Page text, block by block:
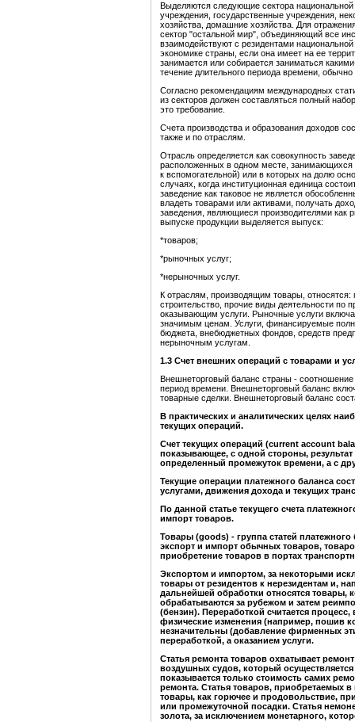
Выделяются следующие сектора
учреждения, государственные учреждения,
хозяйства, домашние хозяйства. Для
сектор "остальной мир", объединяющий все
взаимодействуют с резидентами
экономике страны, если она имеет на ее
занимается или собирается заниматься
течение длительного периода времени,
Согласно рекомендациям международных
из секторов должен составляться полный
это требование.
Счета производства и образования доходов
также и по отраслям.
Отрасль определяется как совокупность
расположенных в одном месте, занимающихся
к вспомогательной) или в которых на долю
случаях, когда институционная единица
заведение как таковое не является
владеть товарами или активами, получать
заведения, являющиеся производителями
выпуске продукции выделяется выпуск:
*товаров;
*рыночных услуг;
*нерыночных услуг.
К отраслям, производящим товары,
строительство, прочие виды деятельности по
оказывающим услуги. Рыночные услуги
значимым ценам. Услуги, финансируемые
бюджета, внебюджетных фондов, средств
нерыночным услугам.
1.3 Счет внешних операций с товарами и
Внешнеторговый баланс страны -
период времени. Внешнеторговый баланс
товарные сделки. Внешнеторговый баланс
В практических и аналитических целях
текущих операций.
Счет текущих операций (current account
показывающее, с одной стороны,
определенный промежуток времени, а с
Текущие операции платежного баланса
услугами, движения дохода и текущих
По данной статье текущего счета
импорт товаров.
Товары (goods) - группа статей
экспорт и импорт обычных товаров,
приобретение товаров в портах
Экспортом и импортом, за некоторыми
товары от резидентов к нерезидентам и,
дальнейшей обработки относятся товары,
обрабатываются за рубежом и затем
(бензин). Переработкой считается
физические изменения (например, пошив
незначительны (добавление фирменных
переработкой, а оказанием услуги.
Статья ремонта товаров охватывает
воздушных судов, который
показывается только стоимость самих
ремонта. Статья товаров, приобретаемых
товары, как горючее и продовольствие,
или промежуточной посадки. Статья
золота, за исключением монетарного,